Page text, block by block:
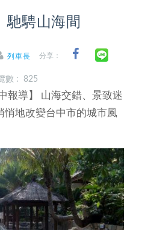
騁山海間
列車長 分享：
數 : 825
報導】 山海交錯、景致迷
悄地改變台中市的城市風